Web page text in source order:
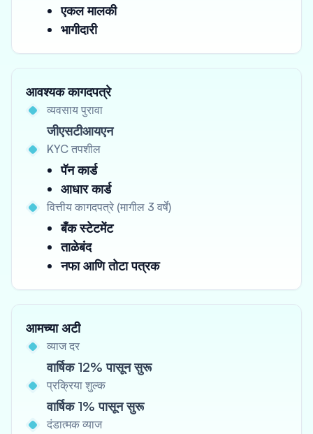
एकल मालकी
भागीदारी
आवश्यक कागदपत्रे
व्यवसाय पुरावा
जीएसटीआयएन
KYC तपशील
पॅन कार्ड
आधार कार्ड
वित्तीय कागदपत्रे (मागील 3 वर्षे)
बँक स्टेटमेंट
ताळेबंद
नफा आणि तोटा पत्रक
आमच्या अटी
व्याज दर
वार्षिक 12% पासून सुरू
प्रक्रिया शुल्क
वार्षिक 1% पासून सुरू
दंडात्मक व्याज